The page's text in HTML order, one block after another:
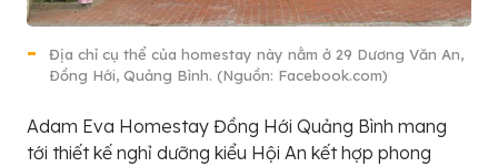
Địa chỉ cụ thể của homestay này nằm ở 29 Dương Văn An,
Ðồng Hới, Quảng Bình. (Nguồn: Facebook.com)
Adam Eva Homestay Đồng Hới Quảng Bình mang
tới thiết kế nghỉ dưỡng kiểu Hội An kết hợp phong